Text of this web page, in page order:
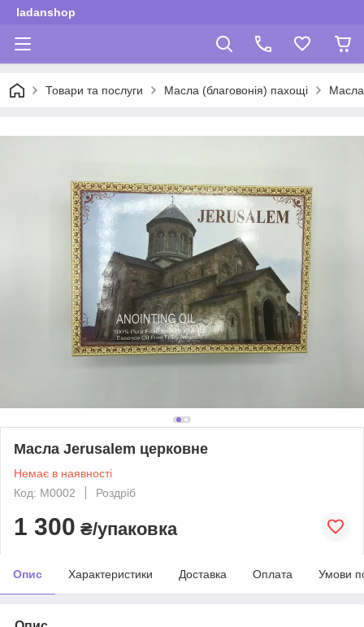
ladanshop
Товари та послуги Масла (благовонія) пахощі
Масла Jerusalem церковне
Немає в наявності
Код: М0002
Роздріб
1 300 ₴/упаковка
Опис Характеристики Доставка Оплата Умови